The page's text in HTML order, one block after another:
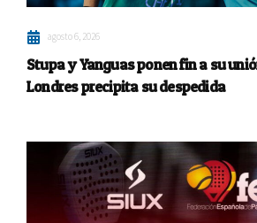
agosto 6, 2026
Stupa y Yanguas ponen fin a su
Londres precipita su despedida